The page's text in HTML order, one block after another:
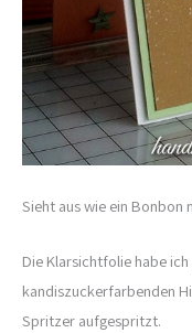
Sieht aus wie ein
Die Klarsichtfolie habe
kandiszuckerfarbenden
Spritzer aufgespritzt.